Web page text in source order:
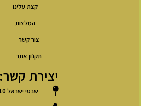
קצת עלינו
המלצות
צור קשר
תקנון אתר
יצירת קשר:
שבטי ישראל 10